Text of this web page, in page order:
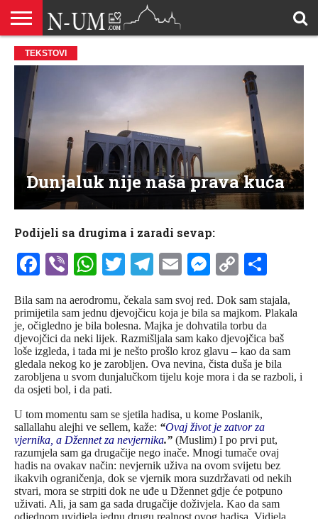
ALLAHOVA
LIJEPA
IMENA
BRAK I
ISLAMSKA
PORODICA
DŽEHENNEM
DŽENNET
DOBROČINSTVO
PREMA
RODITELJIMA
DOVE
I ZIKR
HADŽ
HADISI
HURIJE
HUMANITARNI
KUTAK
ILAHIJE
ISLAMOFOBIJA
IZREKE
I CITATI
KUR’AN
LIJEPI
ISLAM
NAMAZ
ODGOVORI
POKAJNICI
POUČNE
PRIČE I
TEKSTOVI
PRILOZI
POSJETITELJA
PROBLEM
DEVIJACIJE
U
DRUŠTVU
ŠALJIVE
PRIČE
RAMAZAN
REKAIK
SAVJETI
SIHR I
DŽINNI
SMRT I
SUDNJI
DAN
SNOVI
VJEROVJESNICI
ZANIMLJIVOSTI
I NAUKA
ZA
SESTRE
ZDRAVLJE
TEKSTOVI
Dunjaluk nije naša prava kuća
Podijeli sa drugima i zaradi sevap:
Facebook
ViberWhatsApp
Twitter
Telegram
EmailCopy
Bila sam na aerodromu, čekala sam svoj red. Dok sam stajala,
primijetila sam jednu djevojčicu koja je bila sa majkom. Plakala
je, očigledno je bila bolesna. Majka je dohvatila torbu da
djevojčici da neki lijek. Razmišljala sam kako djevojčica baš
loše izgleda, i tada mi je nešto prošlo kroz glavu – kao da sam
gledala nekog ko je zarobljen. Ova nevina, čista duša je bila
zarobljena u svom dunjalučkom tijelu koje mora i da se razboli, i
da osjeti bol, i da pati.
U tom momentu sam se sjetila hadisa, u kome Poslanik,
sallallahu alejhi ve sellem, kaže: “Ovaj život je zatvor za
vjernika, a Džennet za nevjernika.”(Muslim) I po prvi put,
razumjela sam ga drugačije nego inače. Mnogi tumače ovaj
hadis na ovakav način: nevjernik uživa na ovom svijetu bez
ikakvih ograničenja, dok se vjernik mora suzdržavati od nekih
stvari, mora se strpiti dok ne uđe u Džennet gdje će potpuno
uživati. Ali, ja sam ga sada drugačije doživjela. Kao da sam
odjednom uvidjela jednu drugu realnost ovog hadisa. Vidjela